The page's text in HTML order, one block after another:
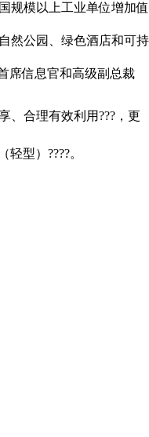
规模以上工业单位增加值
然公园、绿色酒店和可持
席信息官和高级副总裁
合理有效利用???，更
型）????。